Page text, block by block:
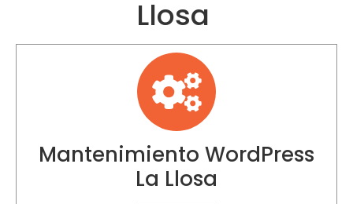
Llosa
Mantenimiento WordPress
La Llosa